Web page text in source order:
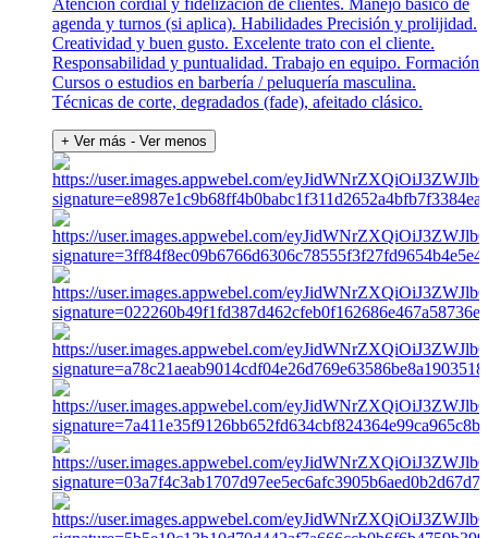
Atención cordial y fidelización de clientes. Manejo básico de
agenda y turnos (si aplica). Habilidades Precisión y prolijidad.
Creatividad y buen gusto. Excelente trato con el cliente.
Responsabilidad y puntualidad. Trabajo en equipo. Formación
Cursos o estudios en barbería / peluquería masculina.
Técnicas de corte, degradados (fade), afeitado clásico.
+ Ver más - Ver menos